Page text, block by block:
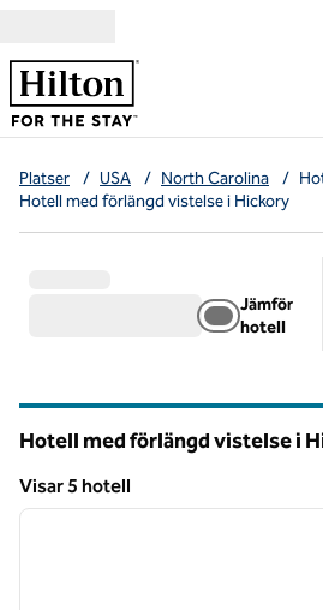
Platser / USA / North Carolina /
Hotell med förlängd vistelse i Hickory
Jämför
hotell
Hotell med förlängd vistelse i
Visar 5 hotell
Visar 5 hotell
1 av 12